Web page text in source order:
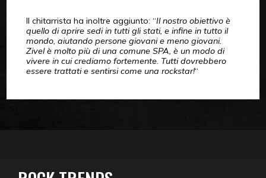
Il chitarrista ha inoltre aggiunto: “Il nostro obiettivo è
quello di aprire sedi in tutti gli stati, e infine in tutto il
mondo, aiutando persone giovani e meno giovani.
Zivel è molto più di una comune SPA, è un modo di
vivere in cui crediamo fortemente. Tutti dovrebbero
essere trattati e sentirsi come una rockstar!“